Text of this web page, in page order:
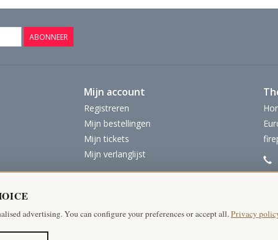
ABONNEER
Mijn account
Registreren
Mijn bestellingen
Mijn tickets
Mijn verlanglijst
advertising. You can configure your preferences or accept all.Privacy